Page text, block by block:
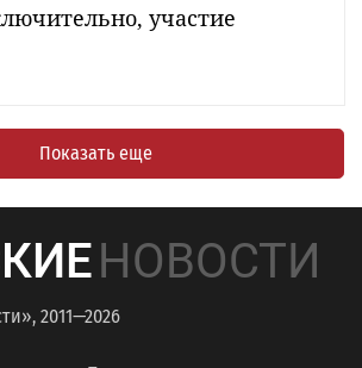
участие
Показать еще
НОВОСТИ
2011—2026